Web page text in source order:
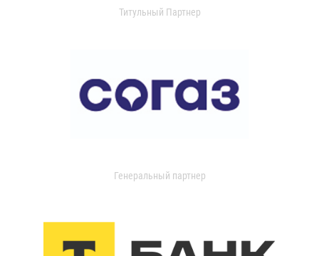
Титульный Партнер
Генеральный партнер